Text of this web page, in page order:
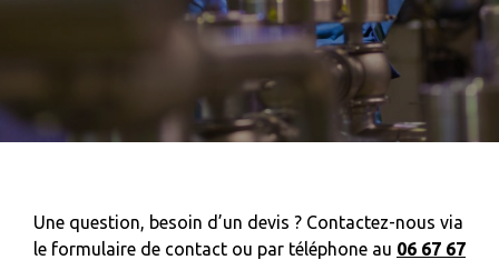
Une question, besoin d’un devis ? Contactez-nous via
le formulaire de contact ou par téléphone au 06 67 67